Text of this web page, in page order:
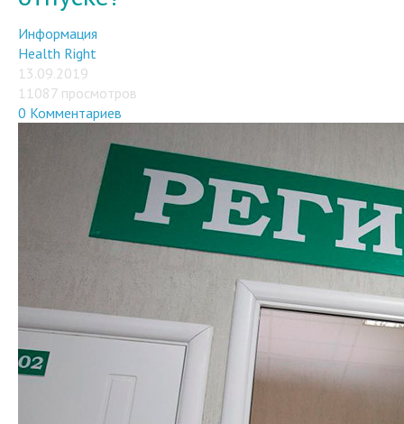
Информация
Health Right
13.09.2019
11087 просмотров
0 Комментариев